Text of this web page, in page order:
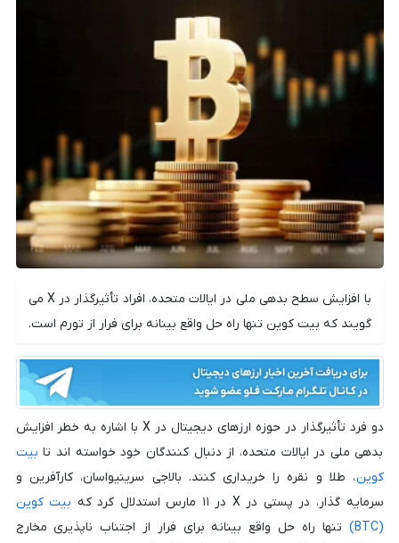
با افزایش سطح بدهی ملی در ایالات متحده، افراد تأثیرگذار در X می
گویند که بیت کوین تنها راه حل واقع بینانه برای فرار از تورم است.
دو فرد تأثیرگذار در حوزه ارزهای دیجیتال در X با اشاره به خطر افزایش
بدهی ملی در ایالات متحده، از دنبال کنندگان خود خواسته اند تا بیت
کوین، طلا و نقره را خریداری کنند. بالاجی سرینیواسان، کارآفرین و
سرمایه گذار، در پستی در X در ۱۱ مارس استدلال کرد که
بیت کوین
(BTC)
تنها راه حل واقع بینانه برای فرار از اجتناب ناپذیری مخارج